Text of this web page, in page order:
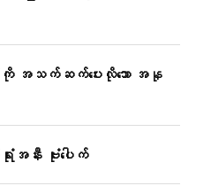
အသက်ဆက်ပေးလိုသော အနု
အနီး ဗုံးပေါက်